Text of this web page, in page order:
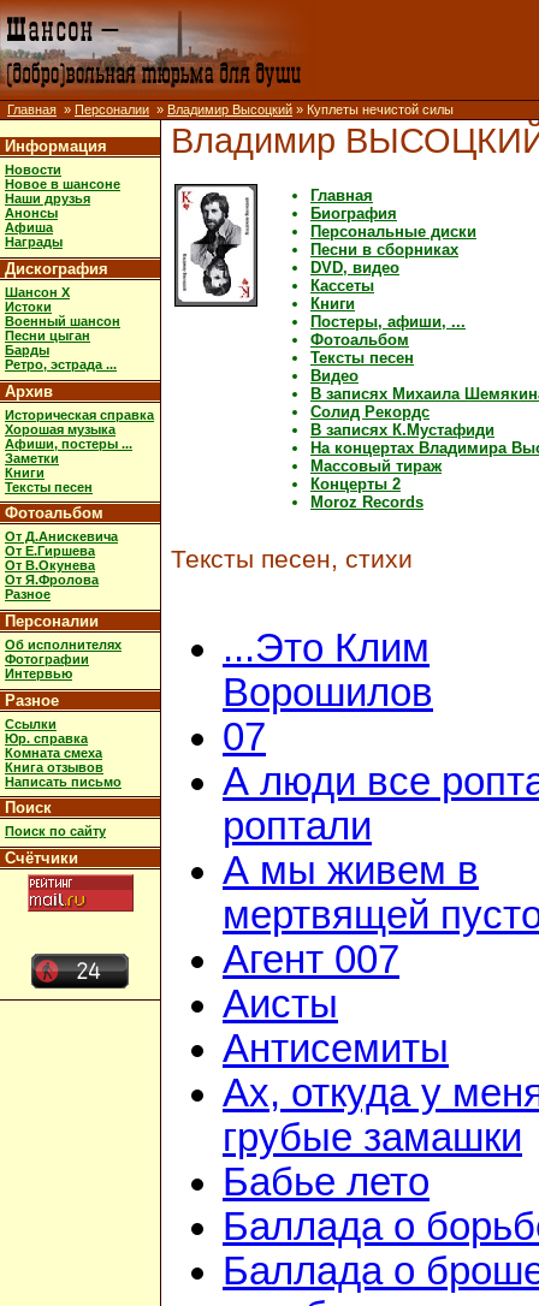
Главная » Персоналии » Владимир Высоцкий » Куплеты нечистой силы
Информация
Новости
Новое в шансоне
Наши друзья
Анонсы
Афиша
Награды
Дискография
Шансон X
Истоки
Военный шансон
Песни цыган
Барды
Ретро, эстрада ...
Архив
Историческая справка
Хорошая музыка
Афиши, постеры ...
Заметки
Книги
Тексты песен
Фотоальбом
От Д.Анискевича
От Е.Гиршева
От В.Окунева
От Я.Фролова
Разное
Персоналии
Об исполнителях
Фотографии
Интервью
Разное
Ссылки
Юр. справка
Комната смеха
Книга отзывов
Написать письмо
Поиск
Поиск по сайту
Счётчики
Владимир
Главная
Биография
Персональные диски
Песни в сборниках
DVD, видео
Кассеты
Книги
Постеры, афиши, ...
Фотоальбом
Тексты песен
Видео
В записях Михаила
Солид Рекордс
В записях К.Мустафиди
На концертах Владимира
Массовый тираж
Концерты 2
Moroz Records
Тексты песен, стихи
...Это Клим
Ворошилов
07
А люди все
роптали
А мы живем в
мертвящей
Агент 007
Аисты
Антисемиты
Ах, откуда у
грубые замашки
Бабье лето
Баллада о
Баллада о